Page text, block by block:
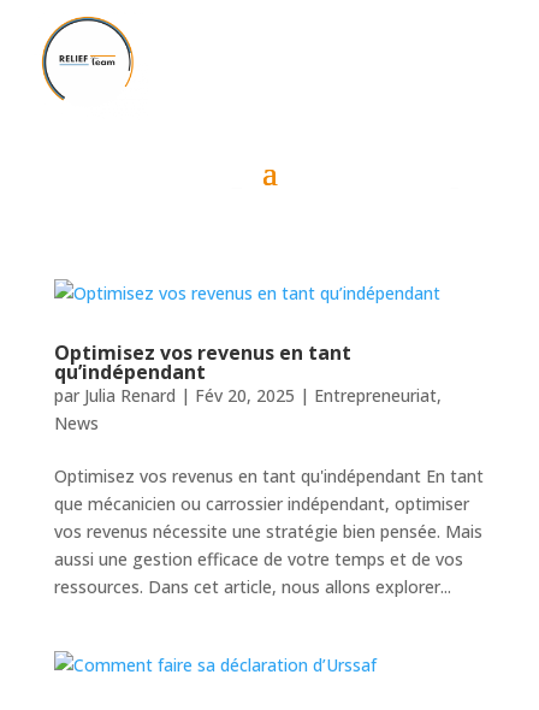
Optimisez vos revenus en tant
qu’indépendant
par Julia Renard | Fév 20, 2025 | Entrepreneuriat,
News
Optimisez vos revenus en tant qu'indépendant En tant
que mécanicien ou carrossier indépendant, optimiser
vos revenus nécessite une stratégie bien pensée. Mais
aussi une gestion efficace de votre temps et de vos
ressources. Dans cet article, nous allons explorer...